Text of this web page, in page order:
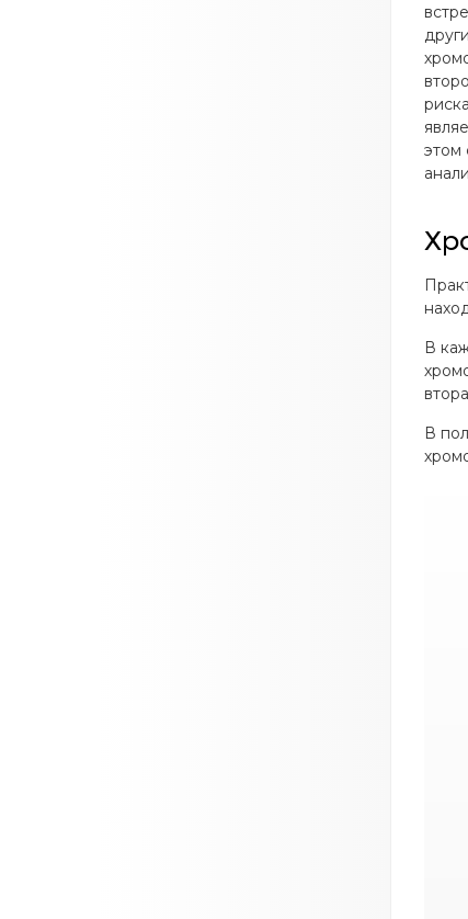
этом
В
В